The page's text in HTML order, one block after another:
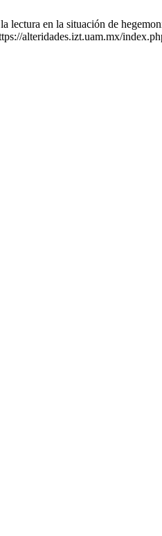
lectura en la situación de
alteridades.izt.uam.mx/